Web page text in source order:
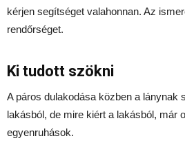
kérjen segítséget valahonnan. Az
rendőrséget.
Ki tudott szökni
A páros dulakodása közben a lánynak
lakásból, de mire kiért a lakásból, már
egyenruhások.